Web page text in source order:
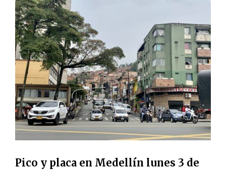
Pico y placa en Medellín lunes 3 de